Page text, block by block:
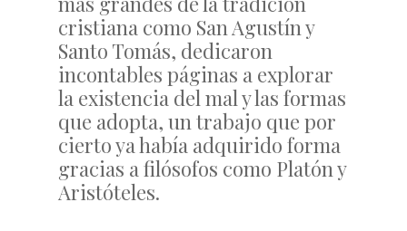
cristiana como San Agustín y
Santo Tomás, dedicaron
incontables páginas a explorar
la existencia del mal y las formas
que adopta, un trabajo que por
cierto ya había adquirido forma
gracias a filósofos como Platón y
Aristóteles.